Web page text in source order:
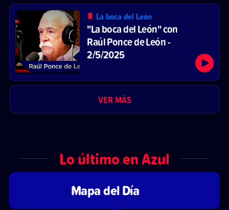
La boca del León
"La boca del León" con
Raúl Ponce de León -
2/5/2025
VER MÁS
Lo último en Azul
Mapa del Día